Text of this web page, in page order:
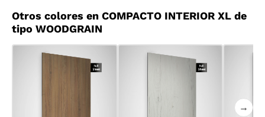
Otros colores en COMPACTO INTERIOR XL de
tipo WOODGRAIN
→